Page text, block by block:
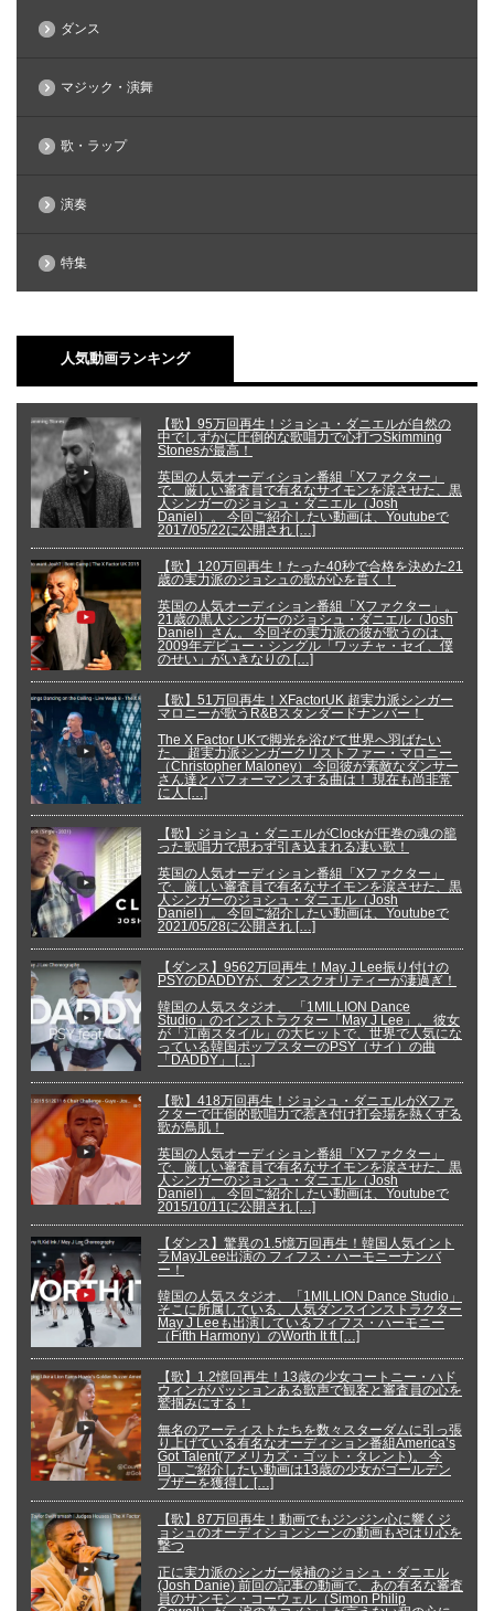
ダンス
マジック・演舞
歌・ラップ
演奏
特集
人気動画ランキング
【歌】95万回再生！ジョシュ・ダニエルが自然の
中でしずかに圧倒的な歌唱力で心打つSkimming
Stonesが最高！
英国の人気オーディション番組「Xファクター」
で、厳しい審査員で有名なサイモンを涙させた、黒
人シンガーのジョシュ・ダニエル（Josh
Daniel）。 今回ご紹介したい動画は、Youtubeで
2017/05/22に公開され […]
【歌】120万回再生！たった40秒で合格を決めた21
歳の実力派のジョシュの歌が心を貫く！
英国の人気オーディション番組「Xファクター」。
21歳の黒人シンガーのジョシュ・ダニエル（Josh
Daniel）さん。 今回その実力派の彼が歌うのは、
2009年デビュー・シングル「ワッチャ・セイ、僕
のせい」がいきなりの […]
【歌】51万回再生！XFactorUK 超実力派シンガー
マロニーが歌うR&Bスタンダードナンバー！
The X Factor UKで脚光を浴びて世界へ羽ばたい
た、 超実力派シンガークリストファー・マロニー
（Christopher Maloney） 今回彼が素敵なダンサー
さん達とパフォーマンスする曲は！ 現在も尚非常
に人 […]
【歌】ジョシュ・ダニエルがClockが圧巻の魂の籠
った歌唱力で思わず引き込まれる凄い歌！
英国の人気オーディション番組「Xファクター」
で、厳しい審査員で有名なサイモンを涙させた、黒
人シンガーのジョシュ・ダニエル（Josh
Daniel）。 今回ご紹介したい動画は、Youtubeで
2021/05/28に公開され […]
【ダンス】9562万回再生！May J Lee振り付けの
PSYのDADDYが、ダンスクオリティーが凄過ぎ！
韓国の人気スタジオ、 「1MILLION Dance
Studio」のインストラクター「May J Lee」。 彼女
が「江南スタイル」の大ヒットで、世界で人気にな
っている韓国ポップスターのPSY（サイ）の曲
「DADDY」 […]
【歌】418万回再生！ジョシュ・ダニエルがXファ
クターで圧倒的歌唱力で惹き付け打会場を熱くする
歌が鳥肌！
英国の人気オーディション番組「Xファクター」
で、厳しい審査員で有名なサイモンを涙させた、黒
人シンガーのジョシュ・ダニエル（Josh
Daniel）。 今回ご紹介したい動画は、Youtubeで
2015/10/11に公開され […]
【ダンス】驚異の1.5憶万回再生！韓国人気イント
ラMayJLee出演の フィフス・ハーモニーナンバ
ー！
韓国の人気スタジオ、「1MILLION Dance Studio」
そこに所属している、人気ダンスインストラクター
May J Leeも出演しているフィフス・ハーモニー
（Fifth Harmony）のWorth It ft […]
【歌】1.2憶回再生！13歳の少女コートニー・ハド
ウィンがパッションある歌声で観客と審査員の心を
鷲掴みにする！
無名のアーティストたちを数々スターダムに引っ張
り上げている有名なオーディション番組America’s
Got Talent(アメリカズ・ゴット・タレント)。 今
回、ご紹介したい動画は13歳の少女がゴールデン
ブザーを獲得し […]
【歌】87万回再生！動画でもジンジン心に響くジ
ョシュのオーディションシーンの動画もやはり心を
撃つ
正に実力派のシンガー候補のジョシュ・ダニエル
(Josh Danie) 前回の記事の動画で、あの有名な審査
員のサンモン・コーウェル（Simon Philip